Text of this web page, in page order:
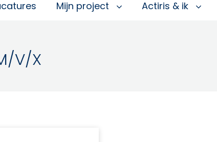
Mijn project Actiris & ik
V/X